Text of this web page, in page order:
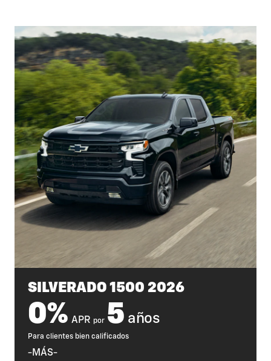
SILVERADO 1500 2026
0% APR por 5 años
Para clientes bien calificados
-MÁS-